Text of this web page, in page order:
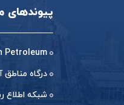
پیوندهای
Petroleum
درگاه مناطق
شبکه اطلاع